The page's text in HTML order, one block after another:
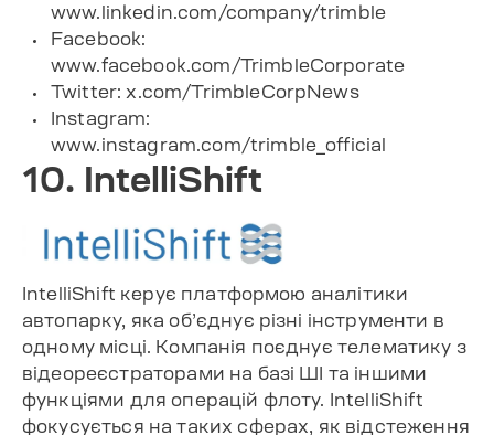
www.linkedin.com/company/trimble
Facebook:
www.facebook.com/TrimbleCorporate
Twitter: x.com/TrimbleCorpNews
Instagram:
www.instagram.com/trimble_official
10. IntelliShift
IntelliShift керує платформою аналітики
автопарку, яка об’єднує різні інструменти в
одному місці. Компанія поєднує телематику з
відеореєстраторами на базі ШІ та іншими
функціями для операцій флоту. IntelliShift
фокусується на таких сферах, як відстеження